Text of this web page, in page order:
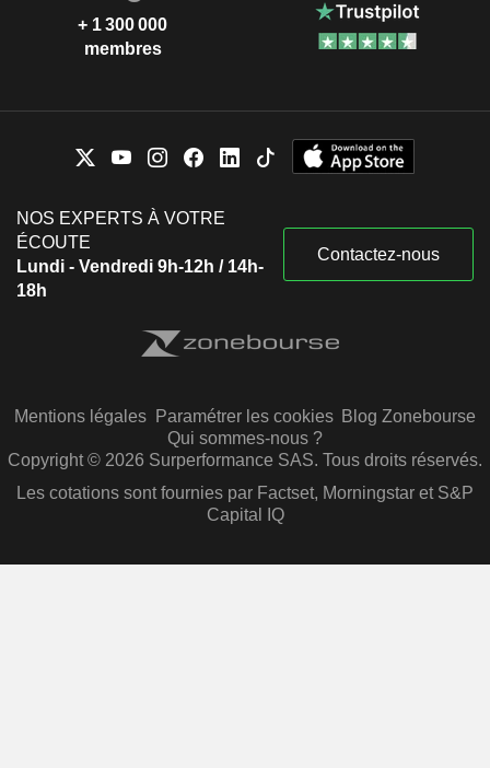
+ 1 300 000
membres
NOS EXPERTS À VOTRE
ÉCOUTE
Lundi - Vendredi 9h-12h / 14h-
18h
Contactez-nous
Mentions légales Paramétrer les cookies Blog Zonebourse
Qui sommes-nous ?
Copyright © 2026 Surperformance SAS. Tous droits réservés.
Les cotations sont fournies par Factset, Morningstar et S&P
Capital IQ